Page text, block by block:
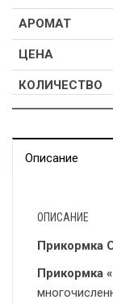
Описание
ОПИСАНИЕ
Прикормка
Прикормка